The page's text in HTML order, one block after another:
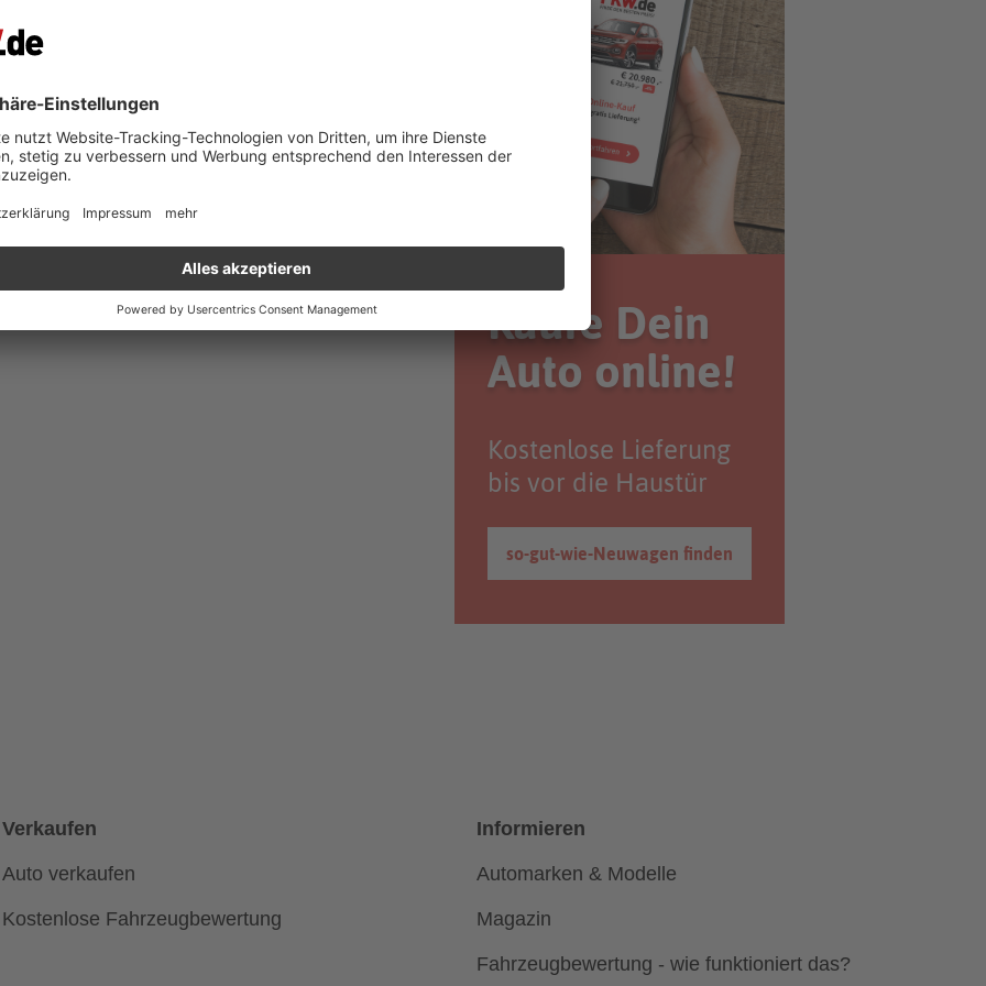
Kaufe Dein
Auto online!
Kostenlose Lieferung
bis vor die Haustür
so-gut-wie-Neuwagen finden
Verkaufen
Auto verkaufen
Kostenlose Fahrzeugbewertung
Informieren
Automarken & Modelle
Magazin
Fahrzeugbewertung - wie funktioniert das?